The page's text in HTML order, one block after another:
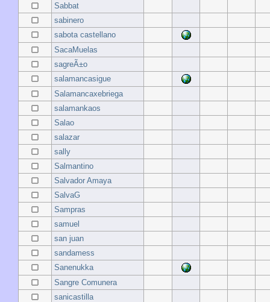
Sabbat
sabinero
sabota castellano
SacaMuelas
sagreÃ±o
salamancasigue
Salamancaxebriega
salamankaos
Salao
salazar
sally
Salmantino
Salvador Amaya
SalvaG
Sampras
samuel
san juan
sandamess
Sanenukka
Sangre Comunera
sanicastilla